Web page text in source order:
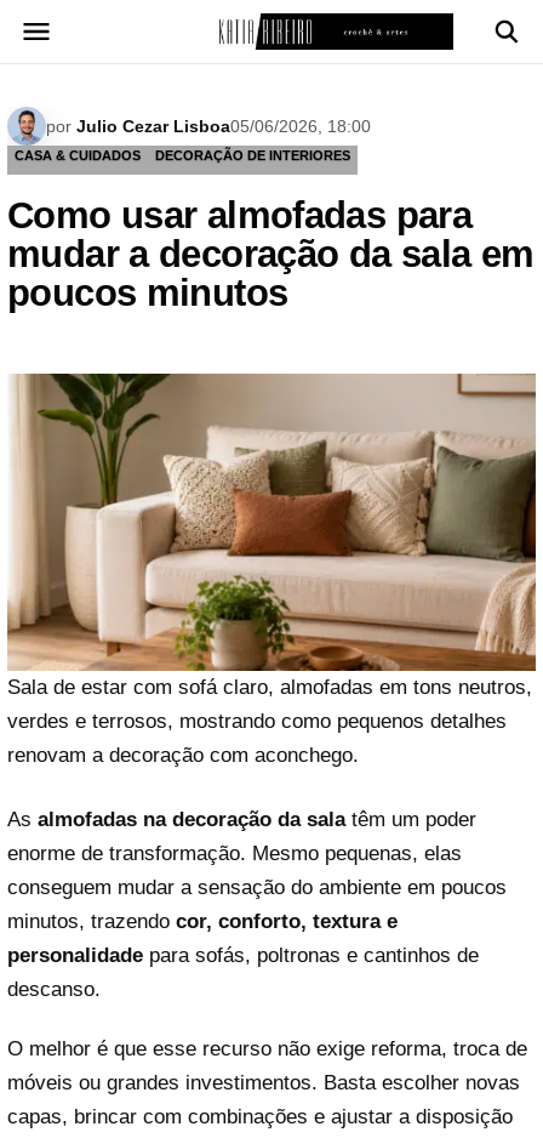
para
por Julio Cezar Lisboa05/06/2026, 18:00
CASA & CUIDADOS DECORAÇÃO DE INTERIORES
Como usar almofadas para
mudar a decoração da sala em
poucos minutos
Sala de estar com sofá claro, almofadas em tons neutros,
verdes e terrosos, mostrando como pequenos detalhes
renovam a decoração com aconchego.
As almofadas na decoração da salatêm um poder
enorme de transformação. Mesmo pequenas, elas
conseguem mudar a sensação do ambiente em poucos
minutos, trazendo cor, conforto, textura e
personalidade para sofás, poltronas e cantinhos de
descanso.
O melhor é que esse recurso não exige reforma, troca de
móveis ou grandes investimentos. Basta escolher novas
capas, brincar com combinações e ajustar a disposição